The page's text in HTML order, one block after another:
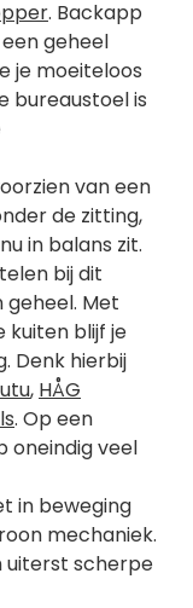
. Backapp
geheel
je moeiteloos
bureaustoel is
van een
de zitting,
in balans zit.
bij dit
Met
kuiten blijf je
Denk hierbij
, HÅG
. Op een
oneindig veel
in beweging
mechaniek.
uiterst scherpe